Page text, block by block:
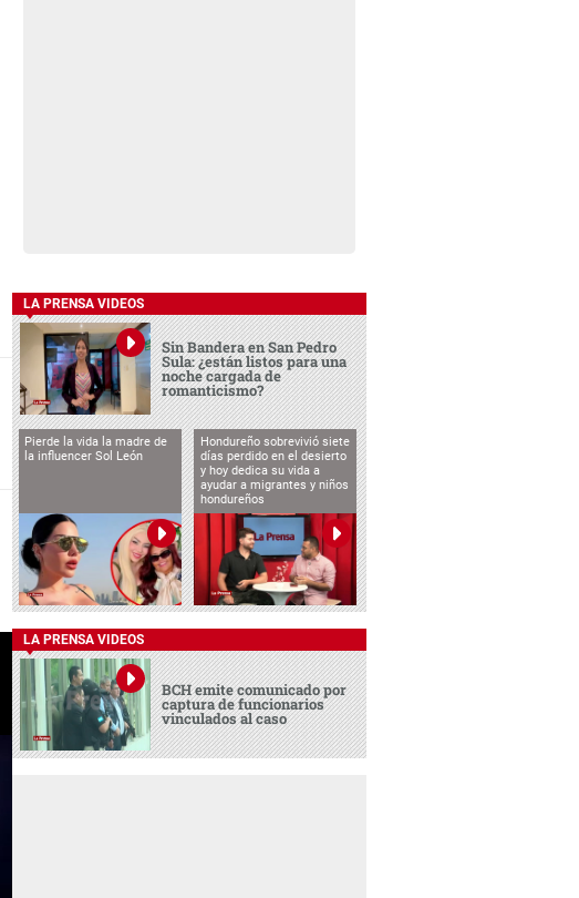
LA PRENSA VIDEOS
Sin Bandera en San Pedro
Sula: ¿están listos para una
noche cargada de
romanticismo?
Pierde la vida la madre de
la influencer Sol León
Hondureño sobrevivió siete
días perdido en el desierto
y hoy dedica su vida a
ayudar a migrantes y niños
hondureños
LA PRENSA VIDEOS
BCH emite comunicado por
captura de funcionarios
vinculados al caso